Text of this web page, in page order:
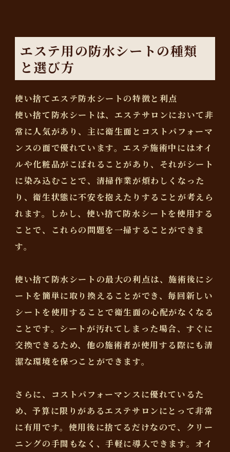
エステ用の防水シートの種類
と選び方
使い捨てエステ防水シートの特徴と利点
使い捨て防水シートは、エステサロンにおいて非
常に人気があり、主に衛生面とコストパフォーマ
ンスの面で優れています。エステ施術中にはオイ
ルや化粧品がこぼれることがあり、それがシート
に染み込むことで、清掃作業が煩わしくなった
り、衛生状態に不安を抱えたりすることが考えら
れます。しかし、使い捨て防水シートを使用する
ことで、これらの問題を一掃することができま
す。
使い捨て防水シートの最大の利点は、施術後にシ
ートを簡単に取り換えることができ、毎回新しい
シートを使用することで衛生面の心配がなくなる
ことです。シートが汚れてしまった場合、すぐに
交換できるため、他の施術者が使用する際にも清
潔な環境を保つことができます。
さらに、コストパフォーマンスに優れているた
め、予算に限りがあるエステサロンにとって非常
に有用です。使用後に捨てるだけなので、クリー
ニングの手間もなく、手軽に導入できます。オイ